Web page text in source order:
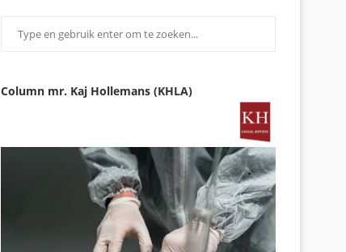
Column mr. Kaj Hollemans (KHLA)